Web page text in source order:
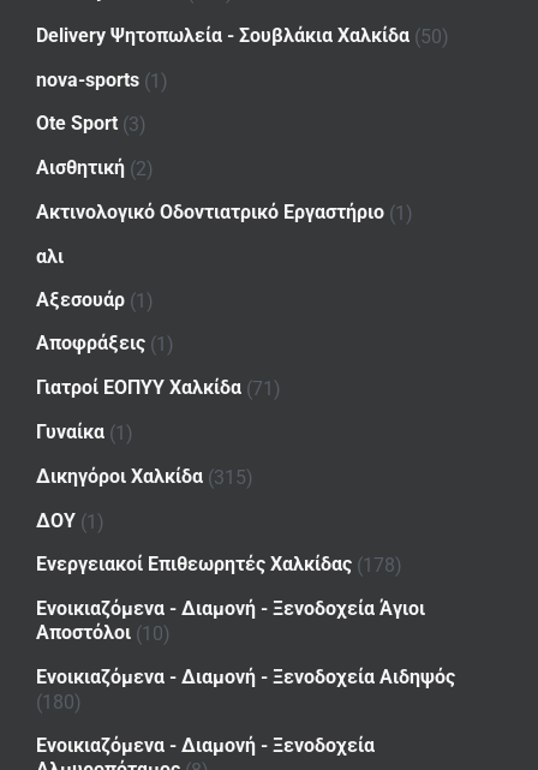
Delivery Ψητοπωλεία - Σουβλάκια Χαλκίδα (50)
nova-sports (1)
Ote Sport (3)
Αισθητική (2)
Ακτινολογικό Οδοντιατρικό Εργαστήριο (1)
αλι
Αξεσουάρ (1)
Αποφράξεις (1)
Γιατροί ΕΟΠΥΥ Χαλκίδα (71)
Γυναίκα (1)
Δικηγόροι Χαλκίδα (315)
ΔΟΥ (1)
Ενεργειακοί Επιθεωρητές Χαλκίδας (178)
Ενοικιαζόμενα - Διαμονή - Ξενοδοχεία Άγιοι
Αποστόλοι (10)
Ενοικιαζόμενα - Διαμονή - Ξενοδοχεία Αιδηψός
(180)
Ενοικιαζόμενα - Διαμονή - Ξενοδοχεία